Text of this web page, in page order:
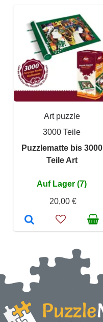
Art puzzle
3000 Teile
Puzzlematte bis 3000
Teile Art
Auf Lager (7)
20,00 €